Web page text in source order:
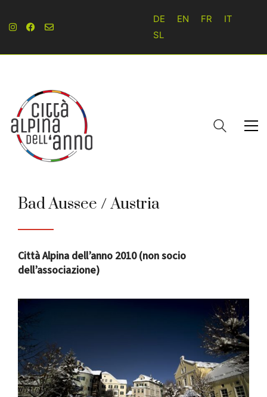
DE EN FR
IT
SL
Bad Aussee / Austria
Città Alpina dell’anno 2010 (non socio
dell’associazione)
Bad Aussee